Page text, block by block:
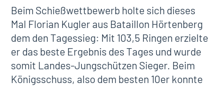
Beim Schießwettbewerb holte sich dieses
Mal Florian Kugler aus Bataillon Hörtenberg
dem den Tagessieg: Mit 103,5 Ringen erzielte
er das beste Ergebnis des Tages und wurde
somit Landes-Jungschützen Sieger. Beim
Königsschuss, also dem besten 10er konnte